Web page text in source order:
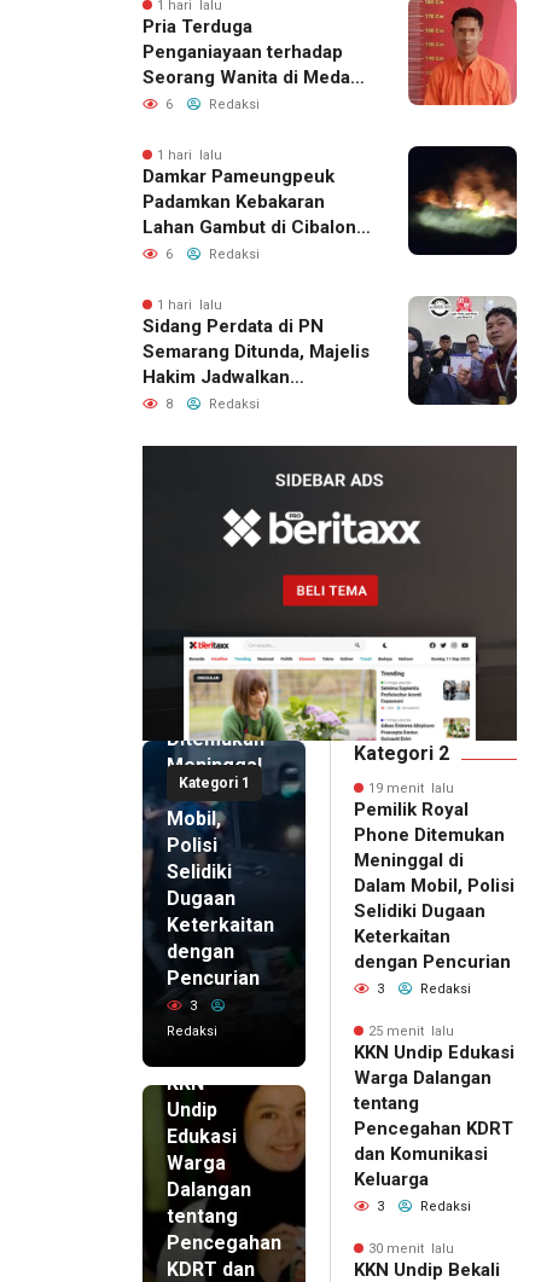
1 hari lalu
Pria Terduga
Penganiayaan terhadap
Seorang Wanita di Medan
Ditangkap Polisi
6 Redaksi
1 hari lalu
Damkar Pameungpeuk
Padamkan Kebakaran
Lahan Gambut di Cibalong,
Permukiman Warga
6 Redaksi
1 hari lalu
Sidang Perdata di PN
Semarang Ditunda, Majelis
Hakim Jadwalkan
Pemanggilan Ulang BPR
8 Redaksi
Kategori 1
lalu
Pemilik
Royal
Phone
Ditemukan
Meninggal
di Dalam
Mobil,
Polisi
Selidiki
Dugaan
Keterkaitan
dengan
Pencurian
3
Redaksi
KKN
Undip
Edukasi
Warga
Dalangan
tentang
Pencegahan
KDRT dan
Kategori 2
19 menit lalu
Pemilik Royal
Phone Ditemukan
Meninggal di
Dalam Mobil, Polisi
Selidiki Dugaan
Keterkaitan
dengan Pencurian
3 Redaksi
25 menit lalu
KKN Undip Edukasi
Warga Dalangan
tentang
Pencegahan KDRT
dan Komunikasi
Keluarga
3 Redaksi
30 menit lalu
KKN Undip Bekali